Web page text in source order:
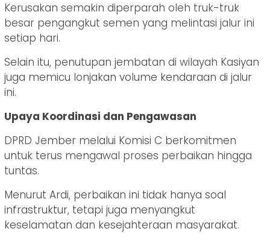
Kerusakan semakin diperparah oleh truk-truk
besar pengangkut semen yang melintasi jalur ini
setiap hari.
Selain itu, penutupan jembatan di wilayah Kasiyan
juga memicu lonjakan volume kendaraan di jalur
ini.
Upaya Koordinasi dan Pengawasan
DPRD Jember melalui Komisi C berkomitmen
untuk terus mengawal proses perbaikan hingga
tuntas.
Menurut Ardi, perbaikan ini tidak hanya soal
infrastruktur, tetapi juga menyangkut
keselamatan dan kesejahteraan masyarakat.